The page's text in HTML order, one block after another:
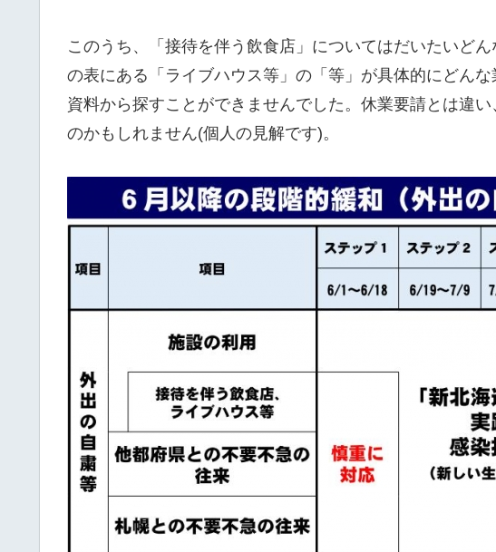
このうち、「接待を伴う飲食店」についてはだいたいど
の表にある「ライブハウス等」の「等」が具体的にどん
資料から探すことができませんでした。休業要請とは違
のかもしれません(個人の見解です)。